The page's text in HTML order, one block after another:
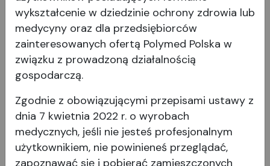
RS-330 Duo 2
wykształcenie w dziedzinie ochrony zdrowia lub
medycyny oraz dla przedsiębiorców
zainteresowanych ofertą Polymed Polska w
związku z prowadzoną działalnością
gospodarczą.
Zgodnie z obowiązującymi przepisami ustawy z
dnia 7 kwietnia 2022 r. o wyrobach
medycznych, jeśli nie jesteś profesjonalnym
użytkownikiem, nie powinieneś przeglądać,
zapoznawać się i pobierać zamieszczonych